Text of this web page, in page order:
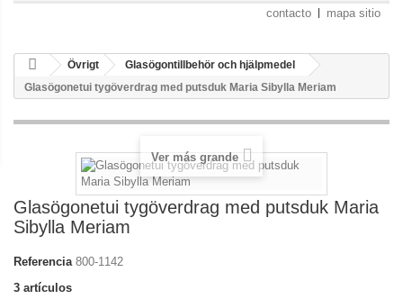
contacto mapa sitio
Övrigt
Glasögontillbehör och hjälpmedel
Glasögonetui tygöverdrag med putsduk Maria Sibylla Meriam
Ver más grande
Glasögonetui tygöverdrag med putsduk Maria
Sibylla Meriam
Referencia 800-1142
3 artículos